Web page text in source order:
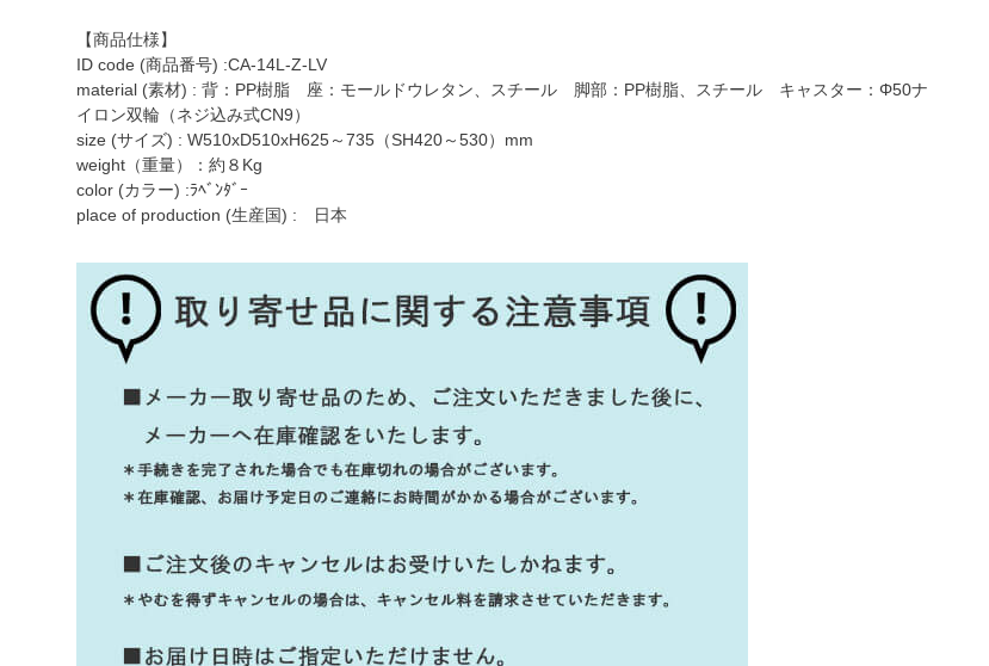
【商品仕様】
ID code (商品番号) :CA-14L-Z-LV
material (素材) : 背：PP樹脂 座：モールドウレタン、スチール 脚部：PP樹脂、スチール キャスター：Φ50ナ
イロン双輪（ネジ込み式CN9）
size (サイズ) : W510xD510xH625～735（SH420～530）mm
weight（重量）：約８Kg
color (カラー) :ﾗﾍﾞﾝﾀﾞｰ
place of production (生産国) : 日本